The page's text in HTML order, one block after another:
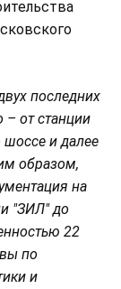
последних
– от станции
и далее
образом,
на
"ЗИЛ" до
22
по
и